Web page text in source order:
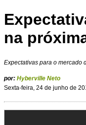
na
Expectativas para o mercado
por: Hyberville Neto
Sexta-feira, 24 de junho de